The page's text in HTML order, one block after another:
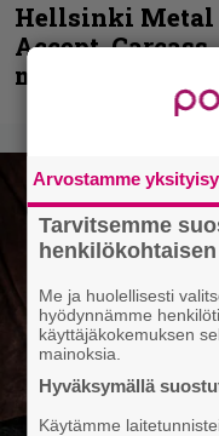
Hellsinki Metal
Accept,
muita
Arvostamme
Tarvitsemme
Me ja huolellisesti
hyödynnämme
käyttäjäkokemuksen
mainoksia.
Hyväksymällä
Käytämme